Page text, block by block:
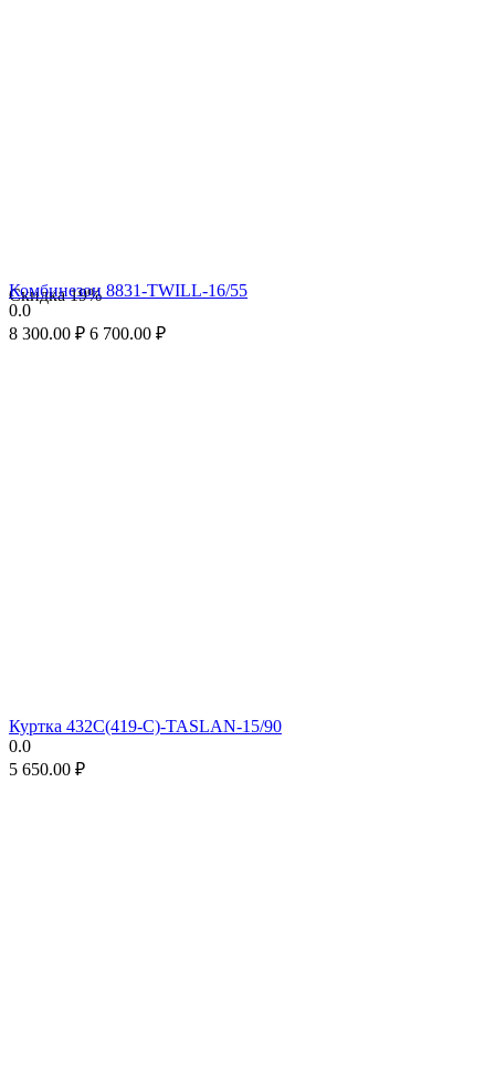
Скидка19%
Комбинезон 8831-TWILL-16/55
0.0
8 300.00 ₽ 6 700.00 ₽
Куртка 432С(419-С)-TASLAN-15/90
0.0
5 650.00 ₽